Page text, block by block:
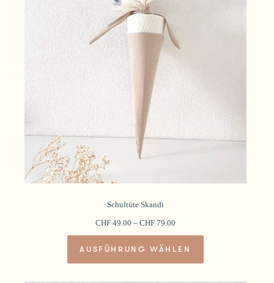
Optionen
können
auf
Produktseite
gewählt
werden
Schultüte Skandi
CHF 49.00 –CHF 79.00
AUSFÜHRUNG WÄHLEN
Produkt
weist